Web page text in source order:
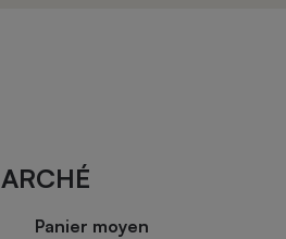
Panier moyen
-